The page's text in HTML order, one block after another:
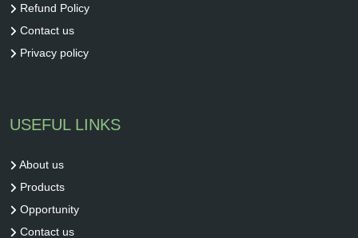
Refund Policy
Contact us
Privacy policy
USEFUL LINKS
About us
Products
Opportunity
Contact us